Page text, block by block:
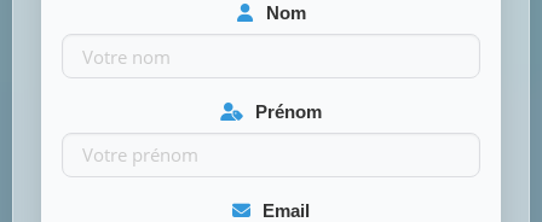
Nom
Prénom
Email